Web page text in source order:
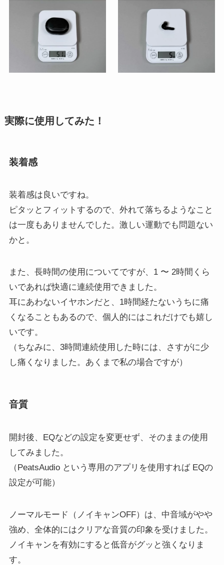
実際に使用してみた！
装着感
装着感は良いですね。
ピタッとフィットするので、外れて落ちるようなこと
は一度もありませんでした。激しい運動でも問題ない
かと。
また、長時間の使用についてですが、1 〜 2時間くら
いであれば快適に連続使用できました。
耳にあわないイヤホンだと、1時間経たないうちに痛
くなることもあるので、個人的にはこれだけでも嬉し
いです。
（ちなみに、3時間連続使用した時には、さすがに少
し痛くなりました。あくまで私の場合ですが）
音質
開封後、EQなどの設定を変更せず、そのままの使用
してみました。
（PeatsAudio という専用のアプリを使用すれば EQの
設定が可能）
ノーマルモード（ノイキャンOFF）は、中音域がやや
強め、全体的にはクリアな音質の印象を受けました。
ノイキャンを有効にすると低音がグッと強くなりま
す。